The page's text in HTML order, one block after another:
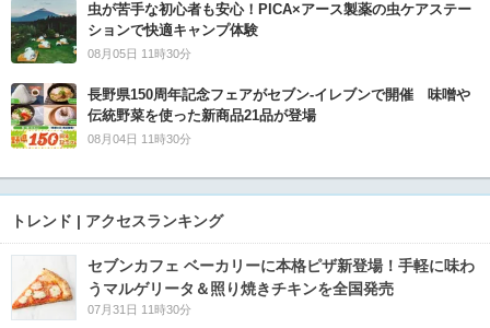
虫が苦手な初心者も安心！PICA×アース製薬の虫ケアステー
ションで快適キャンプ体験
08月05日 11時30分
長野県150周年記念フェアがセブン-イレブンで開催 味噌や
伝統野菜を使った新商品21品が登場
08月04日 11時30分
トレンド | アクセスランキング
セブンカフェ ベーカリーに本格ピザ新登場！手軽に味わ
うマルゲリータ＆照り焼きチキンを全国発売
07月31日 11時30分